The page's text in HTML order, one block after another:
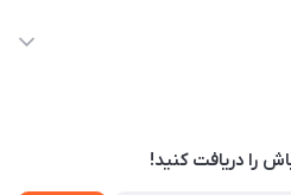
را دریافت کنید!